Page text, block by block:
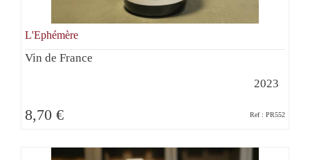
L'Ephémère
Vin de France
2023
8,70 € Ref : PR552